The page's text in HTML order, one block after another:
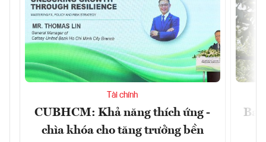
Tài chính
CUBHCM: Khả năng thích ứng -
chìa khóa cho tăng trưởng bền
Ba